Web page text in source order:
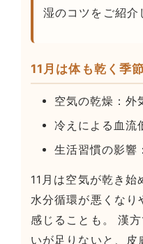
湿のコツをご紹介
11月は体も乾く季
空気の乾燥：外
冷えによる血流
生活習慣の影響
11月は空気が乾き
水分循環が悪くなり
感じることも。 漢
いが足りないと、